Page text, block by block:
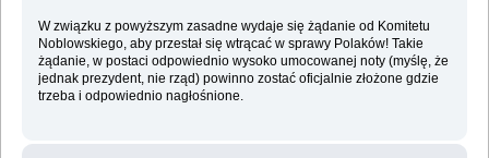
W związku z powyższym zasadne wydaje się żądanie od Komitetu
Noblowskiego, aby przestał się wtrącać w sprawy Polaków! Takie
żądanie, w postaci odpowiednio wysoko umocowanej noty (myślę, że
jednak prezydent, nie rząd) powinno zostać oficjalnie złożone gdzie
trzeba i odpowiednio nagłośnione.